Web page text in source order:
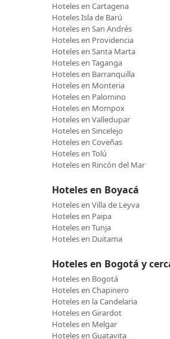
Hoteles en Cartagena
Hoteles Isla de Barú
Hoteles en San Andrés
Hoteles en Providencia
Hoteles en Santa Marta
Hoteles en Taganga
Hoteles en Barranquilla
Hoteles en Monteria
Hoteles en Palomino
Hoteles en Mompox
Hoteles en Valledupar
Hoteles en Sincelejo
Hoteles en Coveñas
Hoteles en Tolú
Hoteles en Rincón del Mar
Hoteles en Boyacá
Hoteles en Villa de Leyva
Hoteles en Paipa
Hoteles en Tunja
Hoteles en Duitama
Hoteles en Bogotá y
Hoteles en Bogotá
Hoteles en Chapinero
Hoteles en la Candelaria
Hoteles en Girardot
Hoteles en Melgar
Hoteles en Guatavita